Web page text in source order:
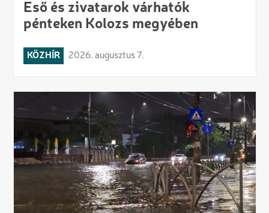
Eső és zivatarok várhatók
pénteken Kolozs megyében
KÖZHÍR 2026. augusztus 7.